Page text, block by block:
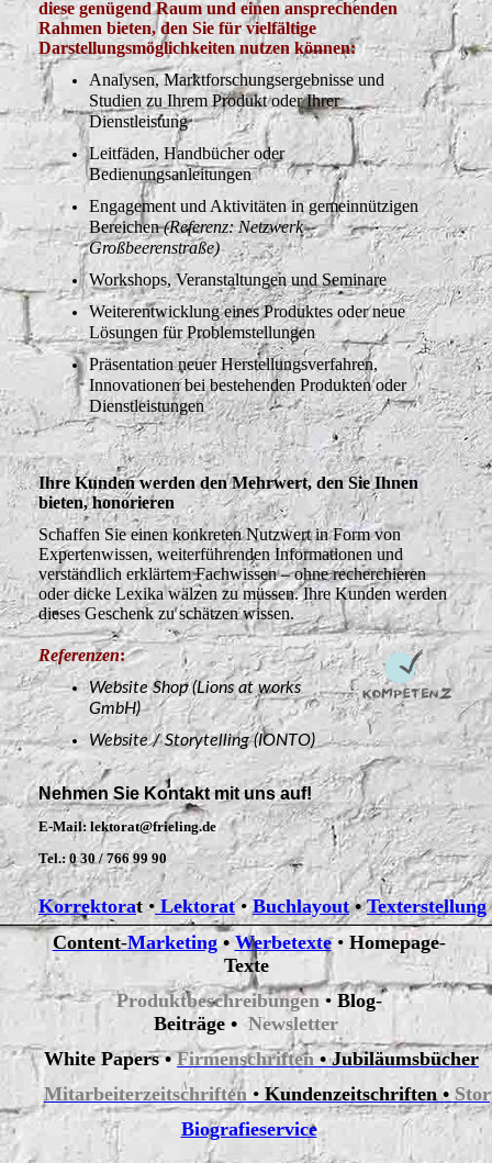
diese genügend Raum und einen ansprechenden
Rahmen bieten, den Sie für vielfältige
Darstellungsmöglichkeiten nutzen können:
Analysen, Marktforschungsergebnisse und
Studien zu Ihrem Produkt oder Ihrer
Dienstleistung
Leitfäden, Handbücher oder
Bedienungsanleitungen
Engagement und Aktivitäten in gemeinnützigen
Bereichen(Referenz: Netzwerk
Großbeerenstraße)
Workshops, Veranstaltungen und Seminare
Weiterentwicklung eines Produktes oder neue
Lösungen für Problemstellungen
Präsentation neuer Herstellungsverfahren,
Innovationen bei bestehenden Produkten oder
Dienstleistungen
Ihre Kunden werden den Mehrwert, den Sie Ihnen
bieten, honorieren
Schaffen Sie einen konkreten Nutzwert in Form von
Expertenwissen, weiterführenden Informationen und
verständlich erklärtem Fachwissen – ohne recherchieren
oder dicke Lexika wälzen zu müssen. Ihre Kunden werden
dieses Geschenk zu schätzen wissen.
Referenzen:
Website Shop (Lions at works
GmbH)
Website / Storytelling (IONTO)
Nehmen Sie Kontakt mit uns auf!
E-Mail: lektorat@frieling.de
Tel.: 0 30 / 766 99 90
Korrektorat• Lektorat•Buchlayout•Texterstellung
Content-Marketing•Werbetexte• Homepage-
Texte
Produktbeschreibungen •Blog-
Beiträge • Newsletter
White Papers •Firmenschriften • Jubiläumsbücher
Mitarbeiterzeitschriften • Kundenzeitschriften •
Biografieservice